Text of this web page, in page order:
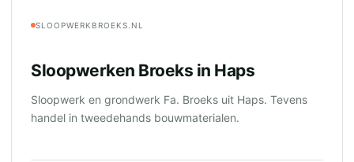
SLOOPWERKBROEKS.NL
Sloopwerken Broeks in Haps
Sloopwerk en grondwerk Fa. Broeks uit Haps. Tevens
handel in tweedehands bouwmaterialen.